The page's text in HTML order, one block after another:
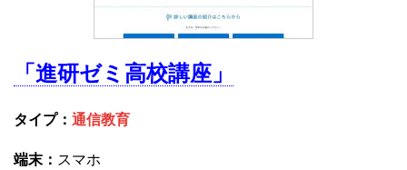
「進研ゼミ高校講座」
タイプ： 通信教育
端末： スマホ